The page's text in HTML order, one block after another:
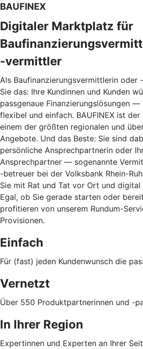
BAUFINEX
Digitaler Marktplatz für
-vermittler
Als Baufinanzierungsvermittlerin oder
Sie das: Ihre Kundinnen und Kunden
passgenaue Finanzierungslösungen —
flexibel und einfach. BAUFINEX ist
einem der größten regionalen und
Angebote. Und das Beste: Sie sind
persönliche Ansprechpartnerin oder
Ansprechpartner — sogenannte
-betreuer bei der Volksbank Rhein-
Sie mit Rat und Tat vor Ort und
Egal, ob Sie gerade starten oder
profitieren von unserem Rundum-
Provisionen.
Einfach
Für (fast) jeden Kundenwunsch die
Vernetzt
Über 550 Produktpartnerinnen und -
In Ihrer Region
Expertinnen und Experten an Ihrer